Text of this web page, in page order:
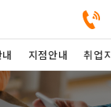
지점안내 취업